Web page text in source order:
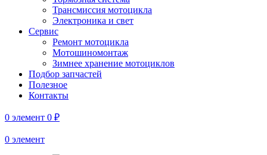
Трансмиссия мотоцикла
Электроника и свет
Сервис
Ремонт мотоцикла
Мотошиномонтаж
Зимнее хранение мотоциклов
Подбор запчастей
Полезное
Контакты
0 элемент 0 ₽
0 элемент